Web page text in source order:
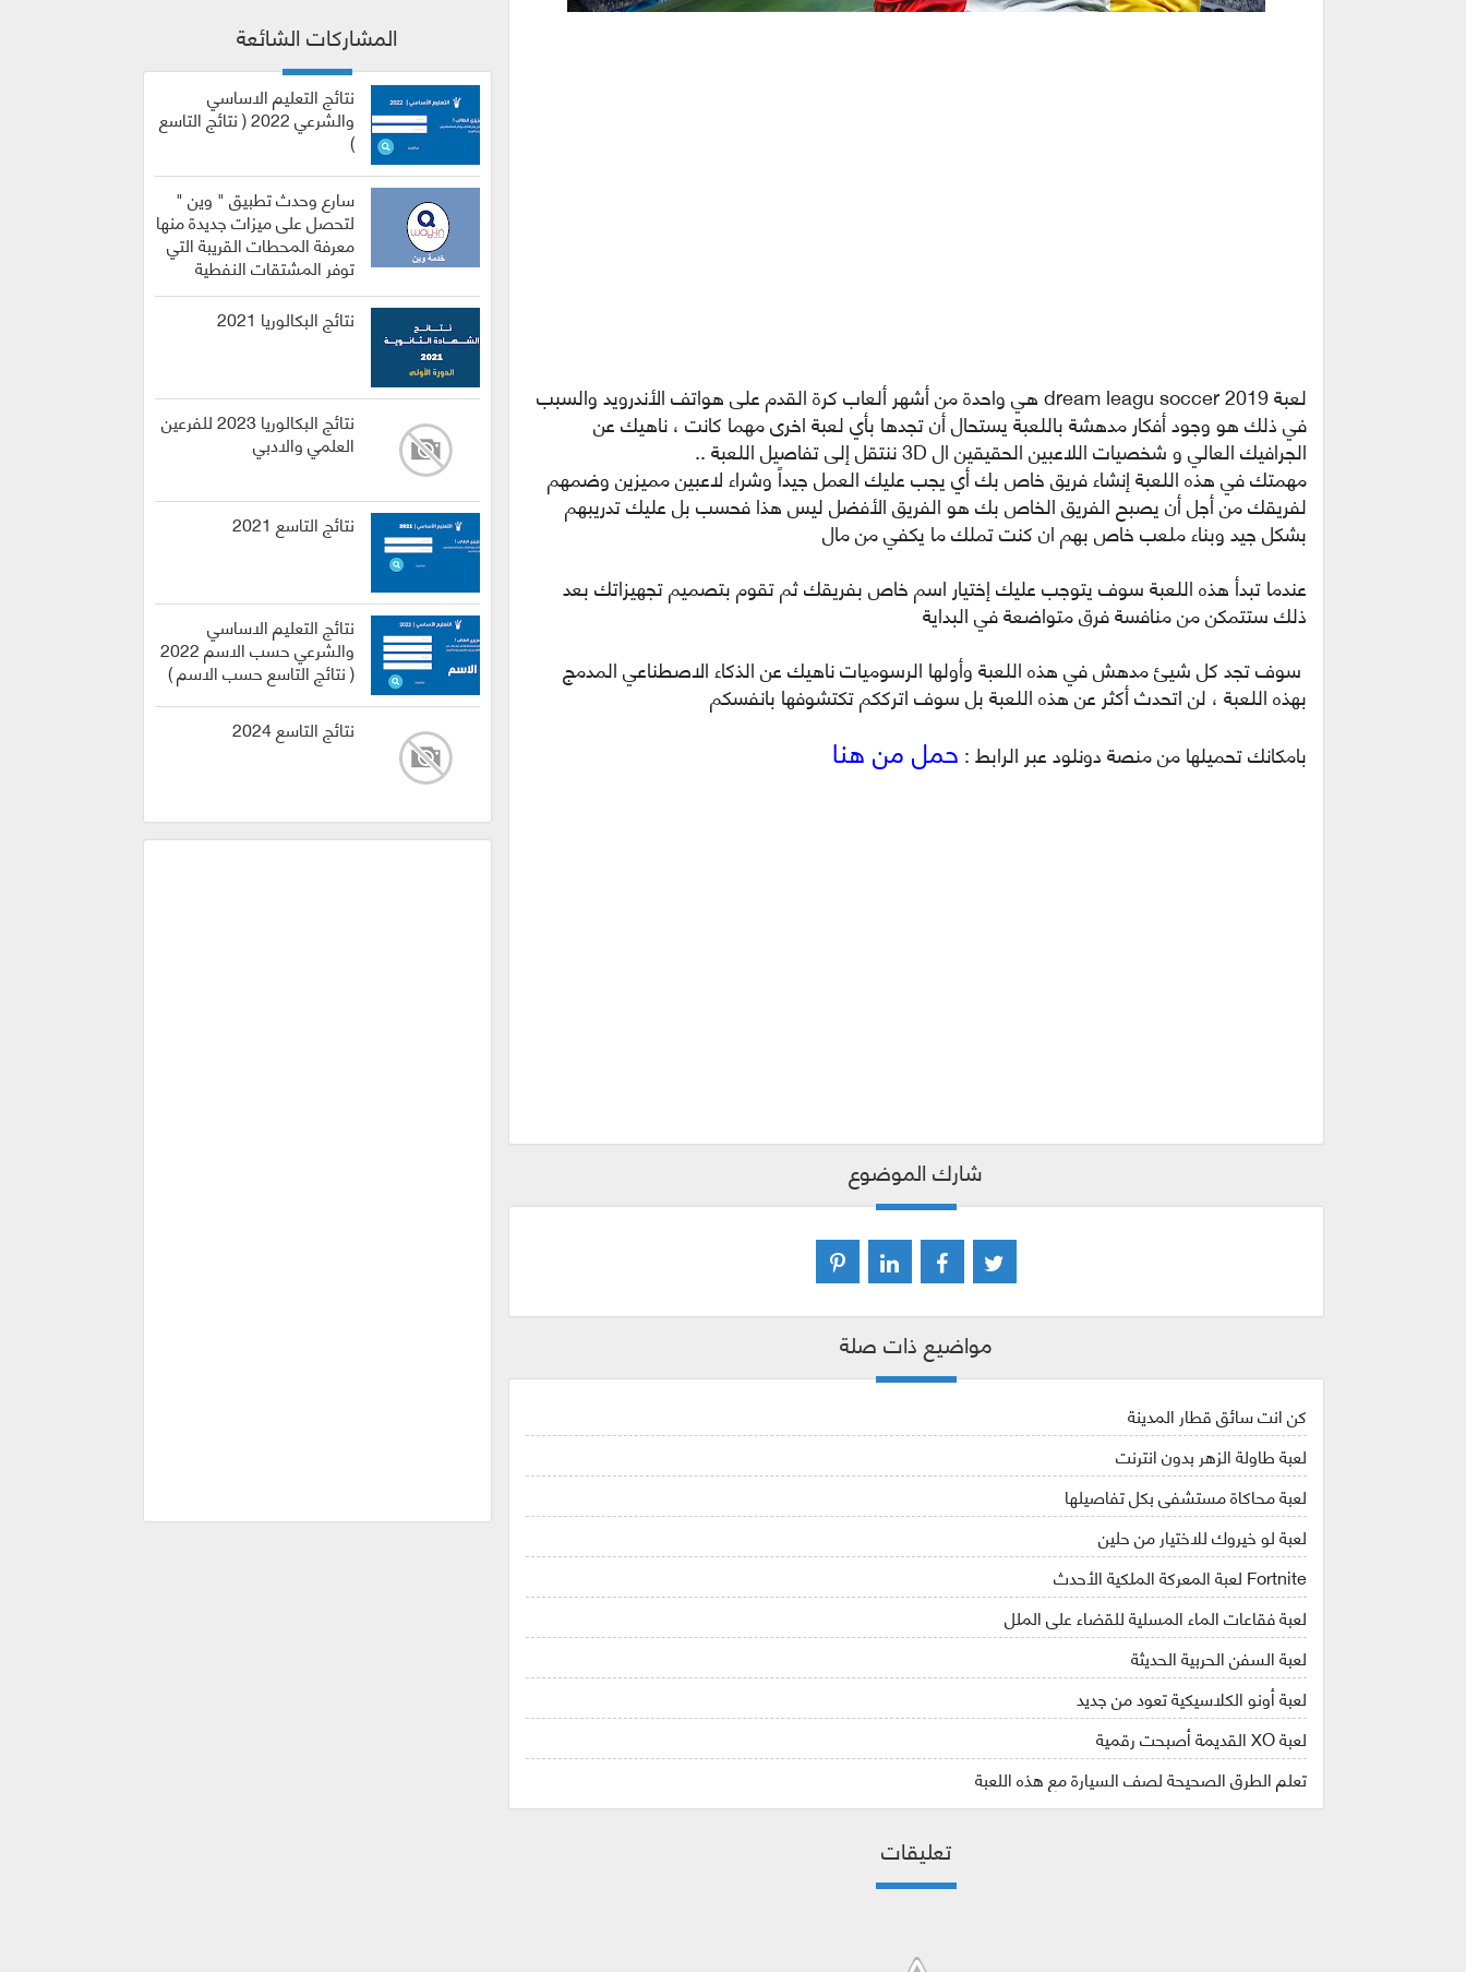
لعبة dream leagu soccer 2019 هي واحدة من أشهر ألعاب كرة القدم على هواتف الأندرويد والسبب
في ذلك هو وجود أفكار مدهشة باللعبة يستحال أن تجدها بأي لعبة اخرى مهما كانت ، ناهيك عن
الجرافيك العالي و شخصيات اللاعبين الحقيقين ال 3D ننتقل إلى تفاصيل اللعبة ..
مهمتك في هذه اللعبة إنشاء فريق خاص بك أي يجب عليك العمل جيداً وشراء لاعبين مميزين وضمهم
لفريقك من أجل أن يصبح الفريق الخاص بك هو الفريق الأفضل ليس هذا فحسب بل عليك تدريبهم
بشكل جيد وبناء ملعب خاص بهم ان كنت تملك ما يكفي من مال
عندما تبدأ هذه اللعبة سوف يتوجب عليك إختيار اسم خاص بفريقك ثم تقوم بتصميم تجهيزاتك بعد
ذلك ستتمكن من منافسة فرق متواضعة في البداية
سوف تجد كل شيئ مدهش في هذه اللعبة وأولها الرسوميات ناهيك عن الذكاء الاصطناعي المدمج
بهذه اللعبة ، لن اتحدث أكثر عن هذه اللعبة بل سوف اترككم تكتشوفها بانفسكم
بامكانك تحميلها من منصة دونلود عبر الرابط :حمل من هنا
شارك الموضوع
مواضيع ذات صلة
كن انت سائق قطار المدينة
لعبة طاولة الزهر بدون انترنت
لعبة محاكاة مستشفى بكل تفاصيلها
لعبة لو خيروك للاختيار من حلين
Fortnite لعبة المعركة الملكية الأحدث
لعبة فقاعات الماء المسلية للقضاء على الملل
لعبة السفن الحربية الحديثة
لعبة أونو الكلاسيكية تعود من جديد
لعبة XO القديمة أصبحت رقمية
تعلم الطرق الصحيحة لصف السيارة مع هذه اللعبة
تعليقات
المشاركات الشائعة
نتائج التعليم الاساسي
والشرعي 2022 ( نتائج التاسع
)
سارع وحدث تطبيق " وين "
لتحصل على ميزات جديدة منها
معرفة المحطات القريبة التي
توفر المشتقات النفطية
نتائج البكالوريا 2021
نتائج البكالوريا 2023 للفرعين
العلمي والادبي
نتائج التاسع 2021
نتائج التعليم الاساسي
والشرعي حسب الاسم 2022
( نتائج التاسع حسب الاسم )
نتائج التاسع 2024